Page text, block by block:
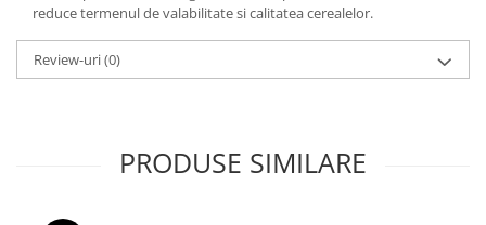
reduce termenul de valabilitate si calitatea cerealelor.
Review-uri(0)
PRODUSE SIMILARE